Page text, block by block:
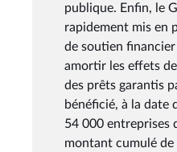
publique. Enfin, le
rapidement mis en
de soutien
amortir les effets
des prêts garantis
bénéficié, à la date
54 000 entreprises
montant cumulé